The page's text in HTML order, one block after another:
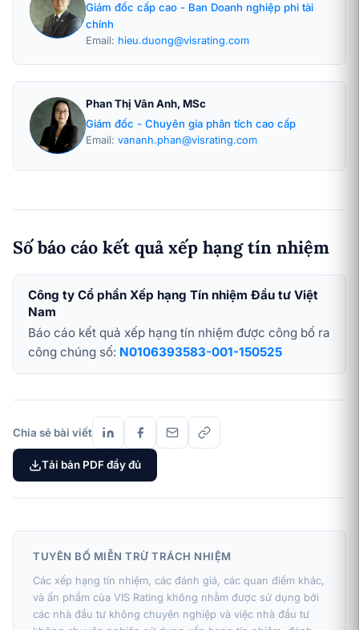
Giám đốc cấp cao - Ban Doanh nghiệp phi tài
chính
Email: hieu.duong@visrating.com
Phan Thị Vân Anh, MSc
Giám đốc - Chuyên gia phân tích cao cấp
Email: vananh.phan@visrating.com
Số báo cáo kết quả xếp hạng tín nhiệm
Công ty Cổ phần Xếp hạng Tín nhiệm Đầu tư Việt
Nam
Báo cáo kết quả xếp hạng tín nhiệm được công bố ra
công chúng số: N0106393583-001-150525
Chia sẻ bài viết
Tải bản PDF đầy đủ
TUYÊN BỐ MIỄN TRỪ TRÁCH NHIỆM
Các xếp hạng tín nhiệm, các đánh giá, các quan điểm khác,
và ấn phẩm của VIS Rating không nhằm được sử dụng bởi
các nhà đầu tư không chuyên nghiệp và việc nhà đầu tư